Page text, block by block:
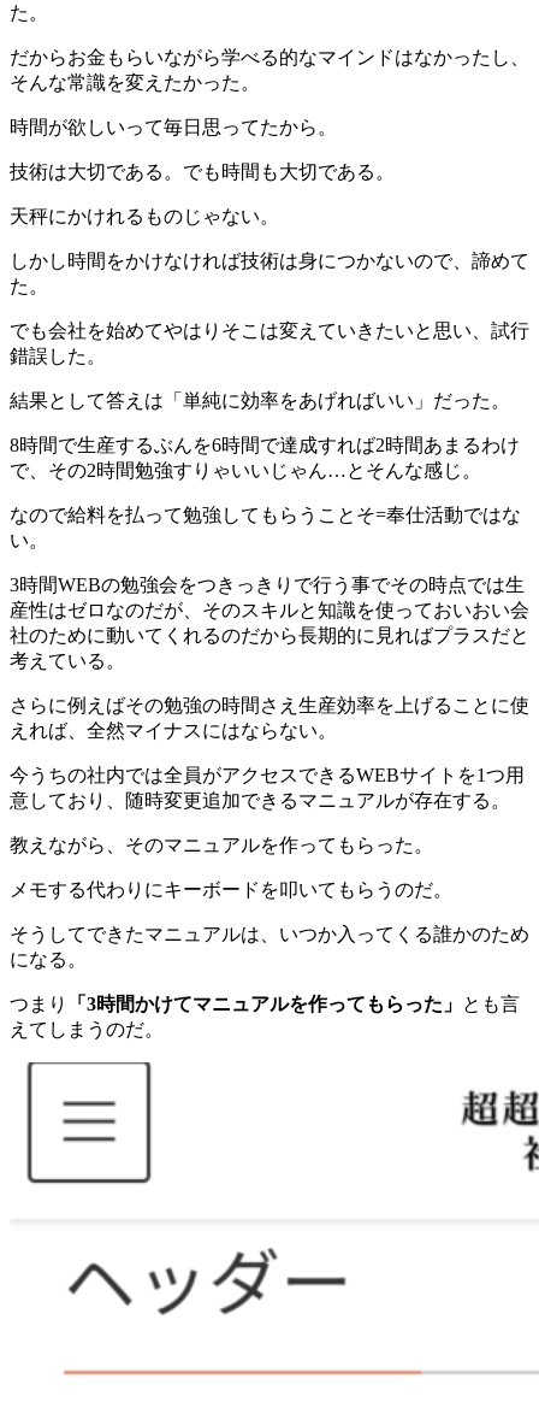
た。
だからお金もらいながら学べる的なマインドはなかったし、
そんな常識を変えたかった。
時間が欲しいって毎日思ってたから。
技術は大切である。でも時間も大切である。
天秤にかけれるものじゃない。
しかし時間をかけなければ技術は身につかないので、諦めて
た。
でも会社を始めてやはりそこは変えていきたいと思い、試行
錯誤した。
結果として答えは「単純に効率をあげればいい」だった。
8時間で生産するぶんを6時間で達成すれば2時間あまるわけ
で、その2時間勉強すりゃいいじゃん…とそんな感じ。
なので給料を払って勉強してもらうことそ=奉仕活動ではな
い。
3時間WEBの勉強会をつきっきりで行う事でその時点では生
産性はゼロなのだが、そのスキルと知識を使っておいおい会
社のために動いてくれるのだから長期的に見ればプラスだと
考えている。
さらに例えばその勉強の時間さえ生産効率を上げることに使
えれば、全然マイナスにはならない。
今うちの社内では全員がアクセスできるWEBサイトを1つ用
意しており、随時変更追加できるマニュアルが存在する。
教えながら、そのマニュアルを作ってもらった。
メモする代わりにキーボードを叩いてもらうのだ。
そうしてできたマニュアルは、いつか入ってくる誰かのため
になる。
つまり 「3時間かけてマニュアルを作ってもらった」 とも言
えてしまうのだ。